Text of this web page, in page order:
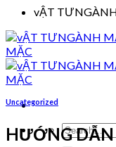
vẬT
Search
for:
Uncategorized
HƯỚNG DẪN